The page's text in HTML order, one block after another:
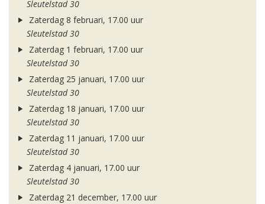
Sleutelstad 30
Zaterdag 8 februari, 17.00 uur
Sleutelstad 30
Zaterdag 1 februari, 17.00 uur
Sleutelstad 30
Zaterdag 25 januari, 17.00 uur
Sleutelstad 30
Zaterdag 18 januari, 17.00 uur
Sleutelstad 30
Zaterdag 11 januari, 17.00 uur
Sleutelstad 30
Zaterdag 4 januari, 17.00 uur
Sleutelstad 30
Zaterdag 21 december, 17.00 uur